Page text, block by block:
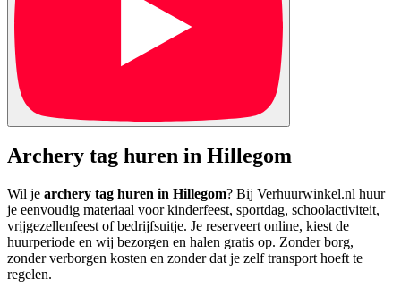
Archery tag huren in Hillegom
Wil je archery tag huren in Hillegom? Bij Verhuurwinkel.nl huur
je eenvoudig materiaal voor kinderfeest, sportdag, schoolactiviteit,
vrijgezellenfeest of bedrijfsuitje. Je reserveert online, kiest de
huurperiode en wij bezorgen en halen gratis op. Zonder borg,
zonder verborgen kosten en zonder dat je zelf transport hoeft te
regelen.